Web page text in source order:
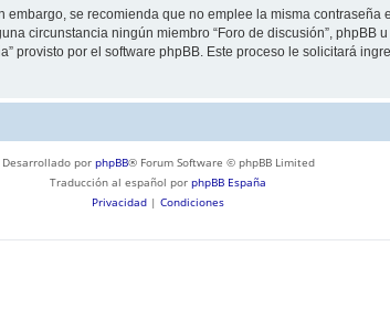
se recomienda que no emplee la misma
circunstancia ningún miembro “Foro de discusión”, phpBB
provisto por el software phpBB. Este proceso le solicitará
Desarrollado por phpBB® Forum Software © phpBB Limited
Traducción al español por phpBB España
Privacidad | Condiciones